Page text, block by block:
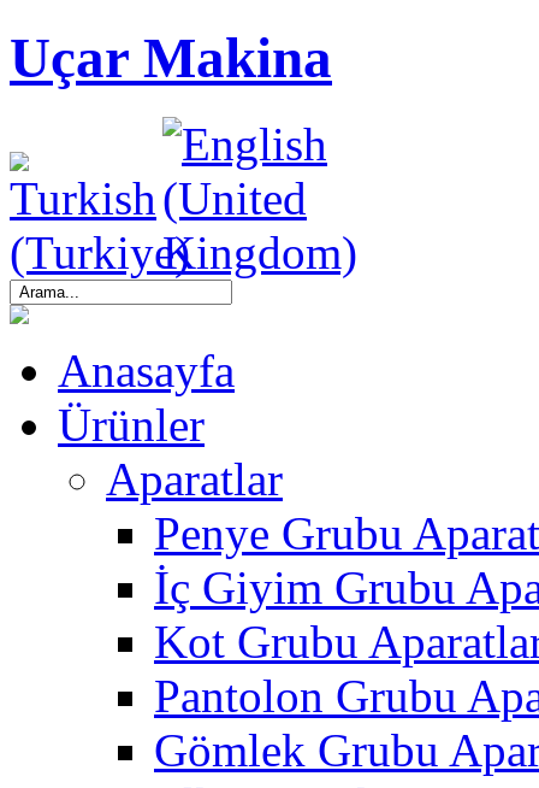
Uçar Makina
Anasayfa
Ürünler
Aparatlar
Penye Grubu
İç Giyim Grubu
Kot Grubu
Pantolon Grubu
Gömlek Grubu